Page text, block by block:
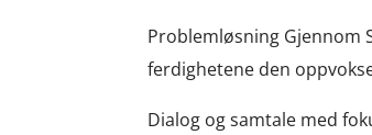
Problemløsning Gjennom
ferdighetene den
Dialog og samtale med